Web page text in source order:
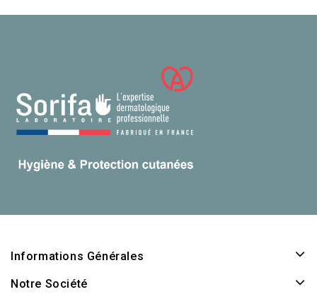
Informations Générales
Notre Société